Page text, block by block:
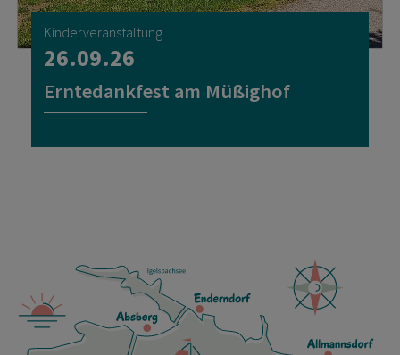
Kinderveranstaltung
26.09.26
Erntedankfest am Müßighof